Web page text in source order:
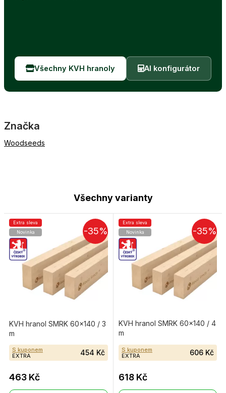
Všechny KVH hranoly AI konfigurátor
Značka
Woodseeds
Všechny varianty
-35%
Extra sleva
Novinka
KVH hranol SMRK 60×140 / 3
m
S kuponem
EXTRA
454 Kč
463 Kč
-35%
Extra sleva
Novinka
KVH hranol SMRK 60×140 / 4
m
S kuponem
EXTRA
606 Kč
618 Kč